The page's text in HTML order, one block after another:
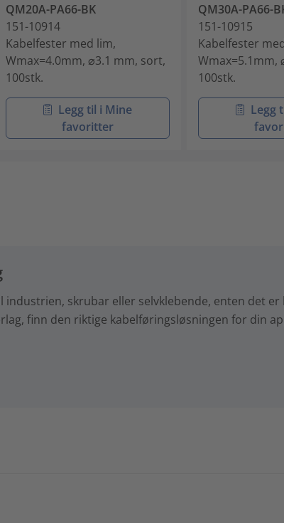
QM20A-PA66-BK
151-10914
Kabelfester med lim,
Wmax=4.0mm, ⌀3.1 mm, sort,
100stk.
Legg til i Mine
favoritter
QM30A-PA66-
151-10915
Kabelfester
Wmax=5.1mm,
100stk.
Legg
industrien, skrubar eller selvklebende, enten det er
finn den riktige kabelføringsløsningen for din